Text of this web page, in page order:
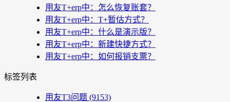
用友T+erp中：怎么恢复账套？
用友T+erp中：T+暂估方式？
用友T+erp中：什么是演示版？
用友T+erp中：新建快捷方式？
用友T+erp中：如何报销支票？
标签列表
用友T3问题 (9153)